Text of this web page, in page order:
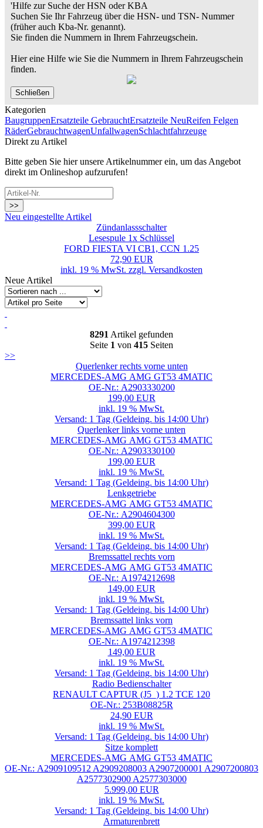
'Hilfe zur Suche der HSN oder KBA
Suchen Sie Ihr Fahrzeug über die HSN- und TSN- Nummer
(früher auch Kba-Nr. genannt).
Sie finden die Nummern in Ihrem Fahrzeugschein.
Hier eine Hilfe wie Sie die Nummern in Ihrem Fahrzeugschein
finden.
Schließen
Kategorien
BaugruppenErsatzteile GebrauchtErsatzteile NeuReifen Felgen
RäderGebrauchtwagenUnfallwagenSchlachtfahrzeuge
Direkt zu Artikel
Bitte geben Sie hier unsere Artikelnummer ein, um das Angebot
direkt im Onlineshop aufzurufen!
>>
Neu eingestellte Artikel
Zündanlassschalter
Lesespule 1x Schlüssel
FORD FIESTA VI CB1, CCN 1.25
72,90 EUR
inkl. 19 % MwSt. zzgl. Versandkosten
Neue Artikel
8291 Artikel gefunden
Seite 1 von 415 Seiten
>>
Querlenker rechts vorne unten
MERCEDES-AMG AMG GT53 4MATIC
OE-Nr.: A2903330200
199,00 EUR
inkl. 19 % MwSt.
Versand: 1 Tag (Geldeing. bis 14:00 Uhr)
Querlenker links vorne unten
MERCEDES-AMG AMG GT53 4MATIC
OE-Nr.: A2903330100
199,00 EUR
inkl. 19 % MwSt.
Versand: 1 Tag (Geldeing. bis 14:00 Uhr)
Lenkgetriebe
MERCEDES-AMG AMG GT53 4MATIC
OE-Nr.: A2904604300
399,00 EUR
inkl. 19 % MwSt.
Versand: 1 Tag (Geldeing. bis 14:00 Uhr)
Bremssattel rechts vorn
MERCEDES-AMG AMG GT53 4MATIC
OE-Nr.: A1974212698
149,00 EUR
inkl. 19 % MwSt.
Versand: 1 Tag (Geldeing. bis 14:00 Uhr)
Bremssattel links vorn
MERCEDES-AMG AMG GT53 4MATIC
OE-Nr.: A1974212398
149,00 EUR
inkl. 19 % MwSt.
Versand: 1 Tag (Geldeing. bis 14:00 Uhr)
Radio Bedienschalter
RENAULT CAPTUR (J5_) 1.2 TCE 120
OE-Nr.: 253B08825R
24,90 EUR
inkl. 19 % MwSt.
Versand: 1 Tag (Geldeing. bis 14:00 Uhr)
Sitze komplett
MERCEDES-AMG AMG GT53 4MATIC
OE-Nr.: A2909109512 A2909208003 A2907200001 A2907200803
A2577302900 A2577303000
5.999,00 EUR
inkl. 19 % MwSt.
Versand: 1 Tag (Geldeing. bis 14:00 Uhr)
Armaturenbrett